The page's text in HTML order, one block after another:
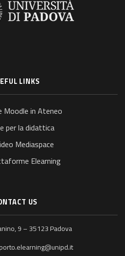
LINKS
in Ateneo
per la didattica
Mediaspace
Elearning
US
9 – 35123 Padova